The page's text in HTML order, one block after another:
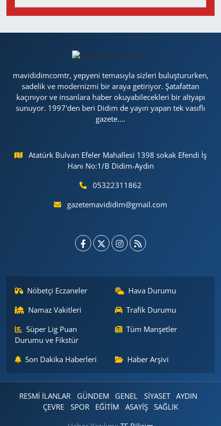
mavididimcomtr, yepyeni temasıyla sizleri buluştururken,
sadelik ve modernizmi bir araya getiriyor. Şatafattan
kaçınıyor ve insanlara haber okuyabilecekleri bir altyapı
sunuyor. 1997'den beri Didim de yayın yapan tek vasıflı
gazete....
Atatürk Bulvarı Efeler Mahallesi 1398 sokak Efendi İş
Hanı No:1/B Didim-Aydın
05322311862
gazetemavididim@gmail.com
Nöbetçi Eczaneler
Hava Durumu
Namaz Vakitleri
Trafik Durumu
Süper Lig Puan
Durumu ve Fikstür
Tüm Manşetler
Son Dakika Haberleri Haber Arşivi
RESMİ İLANLAR GÜNDEM GENEL SİYASET
AYDIN
ÇEVRE
SPOR EĞİTİM ASAYİŞ
SAĞLIK